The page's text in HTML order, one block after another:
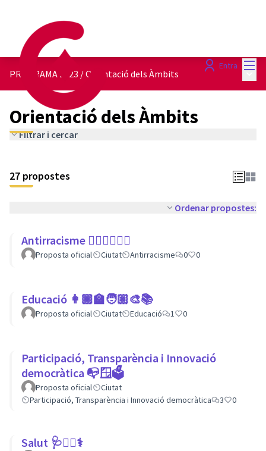
Entra
PROGRAMA 2023 /Orientació dels Àmbits
Orientació dels Àmbits
Filtrar i cercar
27 propostes
Ordenar propostes:
Antirracisme ✊🏾✊🏼✊🏿
Proposta oficial Ciutat Antirracisme 0 0
Educació 👩🏾‍🏫🧑🏼‍🎨📚
Proposta oficial Ciutat Educació 1 0
Participació, Transparència i Innovació
democràtica 📭🪟🗳
Proposta oficial
Ciutat
Participació, Transparència i Innovació democràtica
3 0
Salut 🩺👩‍⚕️⚕